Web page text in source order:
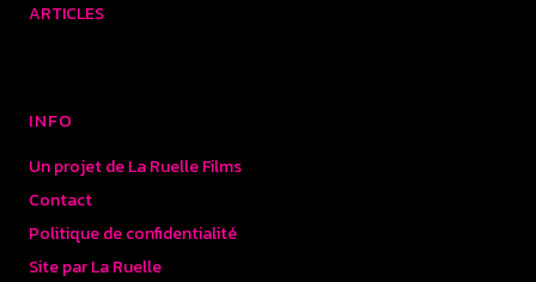
ARTICLES
INFO
Un projet de La Ruelle Films
Contact
Politique de confidentialité
Site par La Ruelle